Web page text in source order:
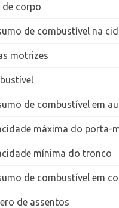
de corpo
de combustível na
motrizes
de combustível em
máxima do porta-
mínima do tronco
de combustível em
de assentos